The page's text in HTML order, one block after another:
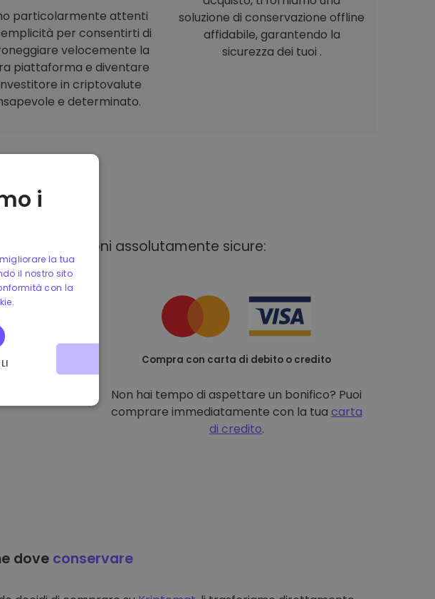
particolarmente attenti
per consentirti di
velocemente la
piattaforma e diventare
in criptovalute
e determinato.
soluzione di conservazione offline
affidabile, garantendo la
sicurezza dei tuoi .
diverse opzioni assolutamente sicure:
Compra con carta di debito o credito
Non hai tempo di aspettare un bonifico? Puoi
comprare immediatamente con la tua carta
di credito.
dove conservare
i
la tua
il nostro sito
con la